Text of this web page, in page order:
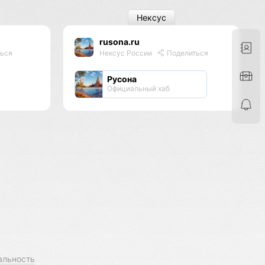
rusona.ru
Нексус России Поделиться
Русона
Официальный хаб
Нексус